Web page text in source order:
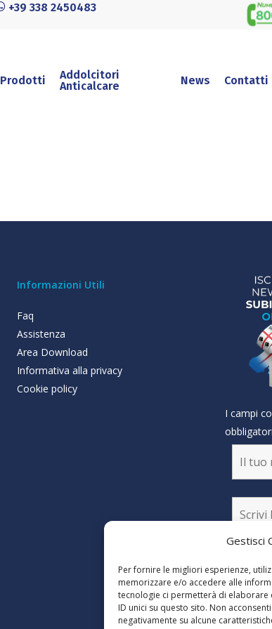
Gestisci
Per fornire le migliori esperienze,
memorizzare e/o accedere alle
tecnologie ci permetterà di
ID unici su questo sito. Non
negativamente su alcune
+39 338 2450483
Prodotti
Addolcitori
Anticalcare
News Contatti
Informazioni Utili
Faq
Assistenza
Area Download
Informativa alla privacy
Cookie policy
I campi